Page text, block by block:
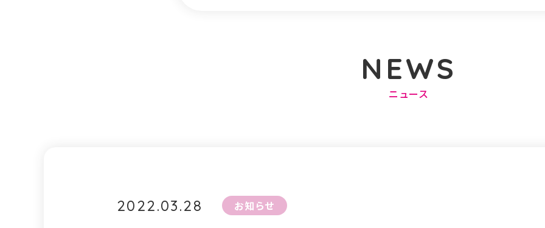
NEWS
ニュース
2022.03.28 お知らせ